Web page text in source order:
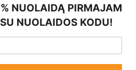
NUOLAIDĄ PIRMAJAM
NUOLAIDOS KODU!